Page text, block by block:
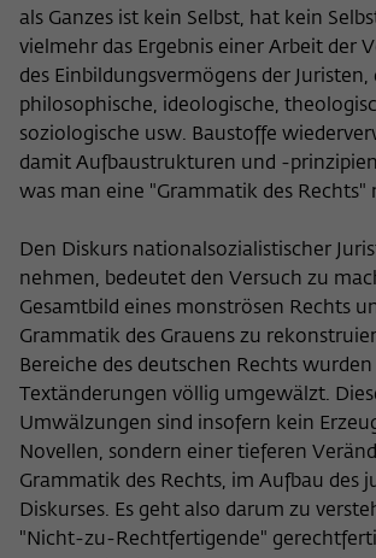
als Ganzes ist kein Selbst, hat kein
vielmehr das Ergebnis einer Arbeit der
des Einbildungsvermögens der Juristen,
philosophische, ideologische,
soziologische usw. Baustoffe
damit Aufbaustrukturen und -
was man eine "Grammatik des Rechts"
Den Diskurs nationalsozialistischer
nehmen, bedeutet den Versuch zu
Gesamtbild eines monströsen Rechts
Grammatik des Grauens zu
Bereiche des deutschen Rechts
Textänderungen völlig umgewälzt.
Umwälzungen sind insofern kein
Novellen, sondern einer tieferen
Grammatik des Rechts, im Aufbau des
Diskurses. Es geht also darum zu
"Nicht-zu-Rechtfertigende"